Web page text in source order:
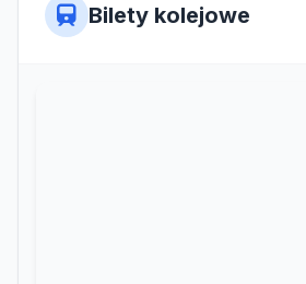
Bilety kolejowe